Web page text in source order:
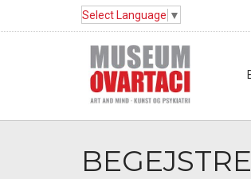
Select Language ▼